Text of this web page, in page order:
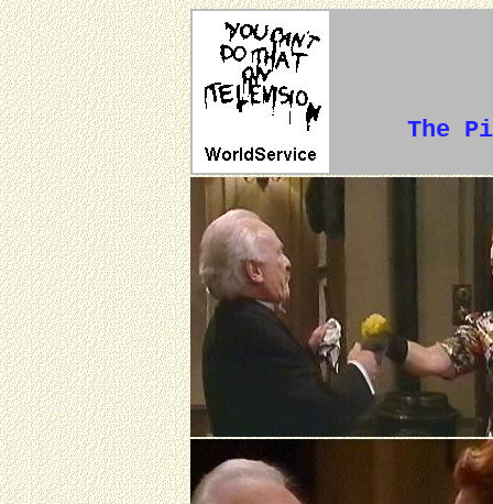
The